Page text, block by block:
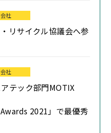
会社
リサイクル協議会へ参
会社
テック部門MOTIX
2021」で最優秀